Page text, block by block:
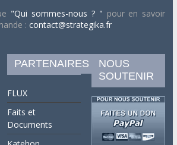
"Qui sommes-nous ? " pour en savoir
: contact@strategika.fr
PARTENAIRES
FLUX
Faits et
Documents
NOUS
SOUTENIR